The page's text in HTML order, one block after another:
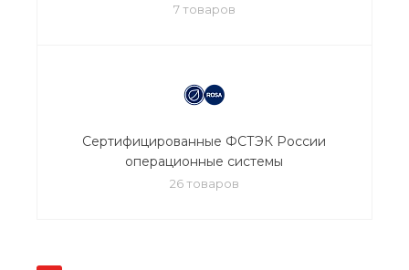
7 товаров
Сертифицированные ФСТЭК России
операционные системы
26 товаров